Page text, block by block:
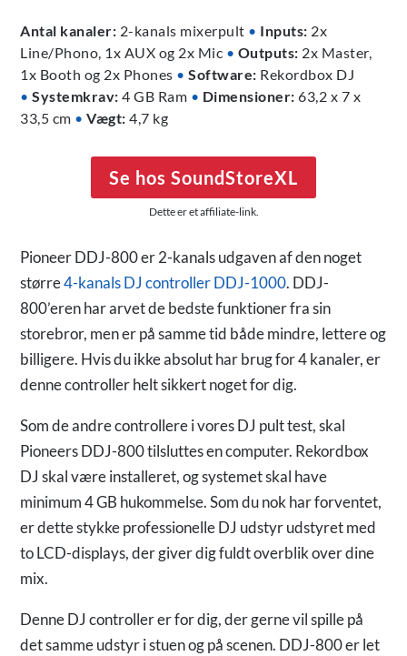
Antal kanaler: 2-kanals mixerpult • Inputs: 2x
Line/Phono, 1x AUX og 2x Mic • Outputs: 2x Master,
1x Booth og 2x Phones •Software: Rekordbox DJ
•Systemkrav: 4 GB Ram • Dimensioner: 63,2 x 7 x
33,5 cm •Vægt: 4,7 kg
Se hos SoundStoreXL
Dette er et affiliate-link.
Pioneer DDJ-800 er 2-kanals udgaven af den noget
større4-kanals DJ controller DDJ-1000. DDJ-
800’eren har arvet de bedste funktioner fra sin
storebror, men er på samme tid både mindre, lettere og
billigere. Hvis du ikke absolut har brug for 4 kanaler, er
denne controller helt sikkert noget for dig.
Som de andre controllere i vores DJ pult test, skal
Pioneers DDJ-800 tilsluttes en computer. Rekordbox
DJ skal være installeret, og systemet skal have
minimum 4 GB hukommelse. Som du nok har forventet,
er dette stykke professionelle DJ udstyr udstyret med
to LCD-displays, der giver dig fuldt overblik over dine
mix.
Denne DJ controller er for dig, der gerne vil spille på
det samme udstyr i stuen og på scenen. DDJ-800 er let